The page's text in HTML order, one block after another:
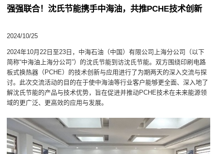
强强联合！沈氏节能携手中海油，共推PCHE技术创新
2024/10/25
2024年10月22日至23日，中海石油（中国）有限公司上海分公司（以下
简称“中海油上海分公司”）的沈氏节能到访沈氏节能。双方围绕印刷电路
板式换热器（PCHE）的技术创新与应用进行了为期两天的深入交流与探
讨。此次交流活动的目的在于使中海油等行业客户能够更全面、深入地了
解沈氏节能的产品与技术优势，旨在促进并推动PCHE技术在未来能源领
域的更广泛、更高效的应用与发展。